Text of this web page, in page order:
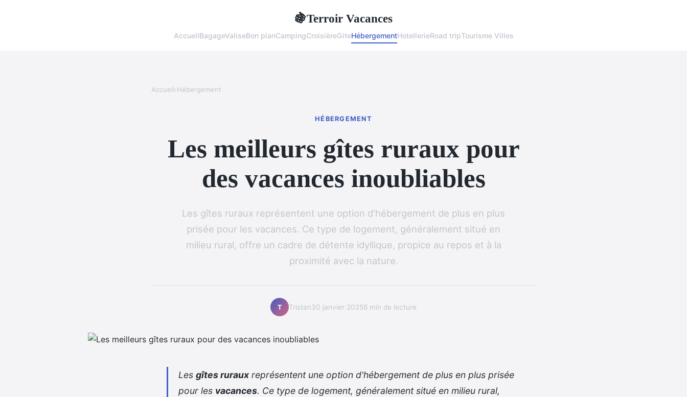
🍇Terroir Vacances
AccueilBagageValiseBon planCampingCroisièreGiteHébergementHotellerieRoad tripTourisme Villes
Accueil›Hébergement
HÉBERGEMENT
Les meilleurs gîtes ruraux pour
des vacances inoubliables
Les gîtes ruraux représentent une option d'hébergement de plus en plus
prisée pour les vacances. Ce type de logement, généralement situé en
milieu rural, offre un cadre de détente idyllique, propice au repos et à la
proximité avec la nature.
T Tristan30 janvier 20256 min de lecture
Les gîtes ruraux représentent une option d'hébergement de plus en plus prisée
pour les vacances. Ce type de logement, généralement situé en milieu rural,